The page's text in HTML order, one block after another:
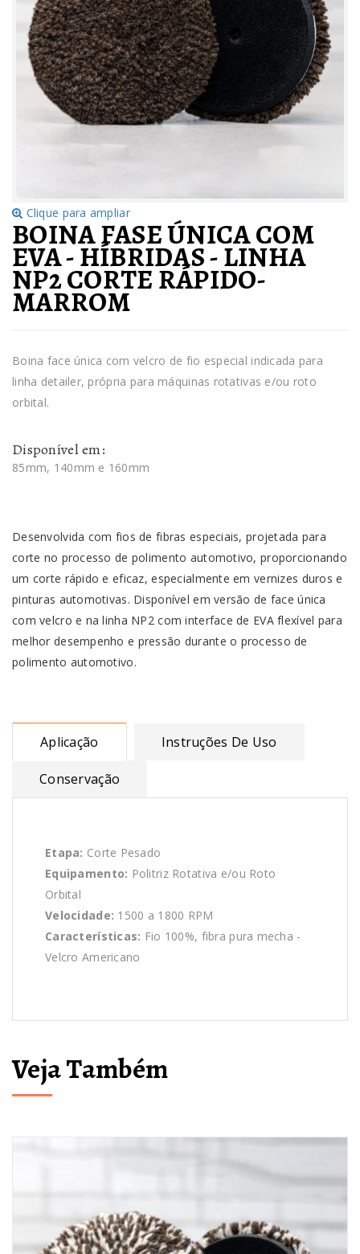
Clique para ampliar
BOINA FASE ÚNICA COM
EVA - HÍBRIDAS - LINHA
NP2 CORTE RÁPIDO-
MARROM
Boina face única com velcro de fio especial indicada para
linha detailer, própria para máquinas rotativas e/ou roto
orbital.
Disponível em:
85mm, 140mm e 160mm
Desenvolvida com fios de fibras especiais, projetada para
corte no processo de polimento automotivo, proporcionando
um corte rápido e eficaz, especialmente em vernizes duros e
pinturas automotivas. Disponível em versão de face única
com velcro e na linha NP2 com interface de EVA flexível para
melhor desempenho e pressão durante o processo de
polimento automotivo.
Aplicação Instruções De Uso
Conservação
Etapa: Corte Pesado
Equipamento: Politriz Rotativa e/ou Roto
Orbital
Velocidade: 1500 a 1800 RPM
Características: Fio 100%, fibra pura mecha -
Velcro Americano
Veja Também